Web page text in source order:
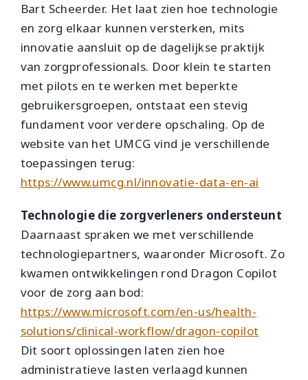
Bart Scheerder. Het laat zien hoe technologie
en zorg elkaar kunnen versterken, mits
innovatie aansluit op de dagelijkse praktijk
van zorgprofessionals. Door klein te starten
met pilots en te werken met beperkte
gebruikersgroepen, ontstaat een stevig
fundament voor verdere opschaling. Op de
website van het UMCG vind je verschillende
toepassingen terug:
https://www.umcg.nl/innovatie-data-en-ai
Technologie die zorgverleners ondersteunt
Daarnaast spraken we met verschillende
technologiepartners, waaronder Microsoft. Zo
kwamen ontwikkelingen rond Dragon Copilot
voor de zorg aan bod:
https://www.microsoft.com/en-us/health-
solutions/clinical-workflow/dragon-copilot
Dit soort oplossingen laten zien hoe
administratieve lasten verlaagd kunnen